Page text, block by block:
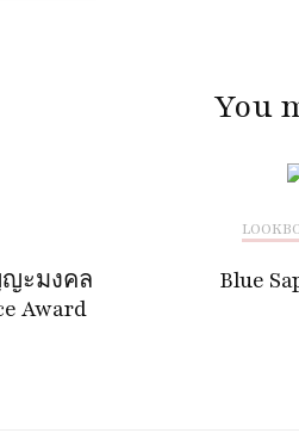
You
ะมงคล
Award
Blue